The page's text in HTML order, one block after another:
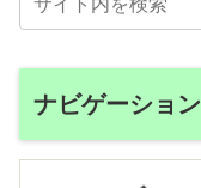
ナビゲーション